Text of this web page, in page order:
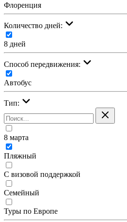
Флоренция
Количество дней:
8 дней
Cпособ передвижения:
Автобус
Тип:
8 марта
Пляжный
С визовой поддержкой
Семейный
Туры по Европе